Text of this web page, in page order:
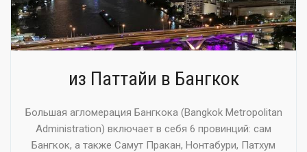
из Паттайи в Бангкок
Большая агломерация Бангкока (Bangkok Metropolitan
Administration) включает в себя 6 провинций: сам
Бангкок, а также Самут Пракан, Нонтабури, Патхум